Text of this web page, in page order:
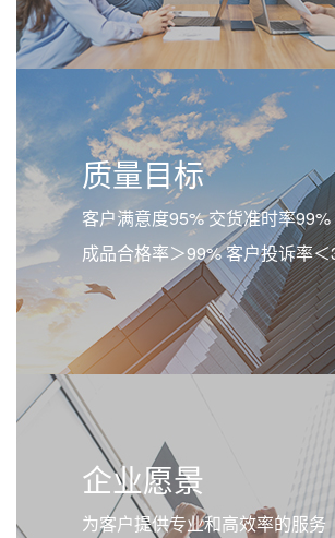
质量目标
客户满意度95% 交货准时率99%
成品合格率＞99% 客户投诉率
企业愿景
为客户提供专业和高效率的服务